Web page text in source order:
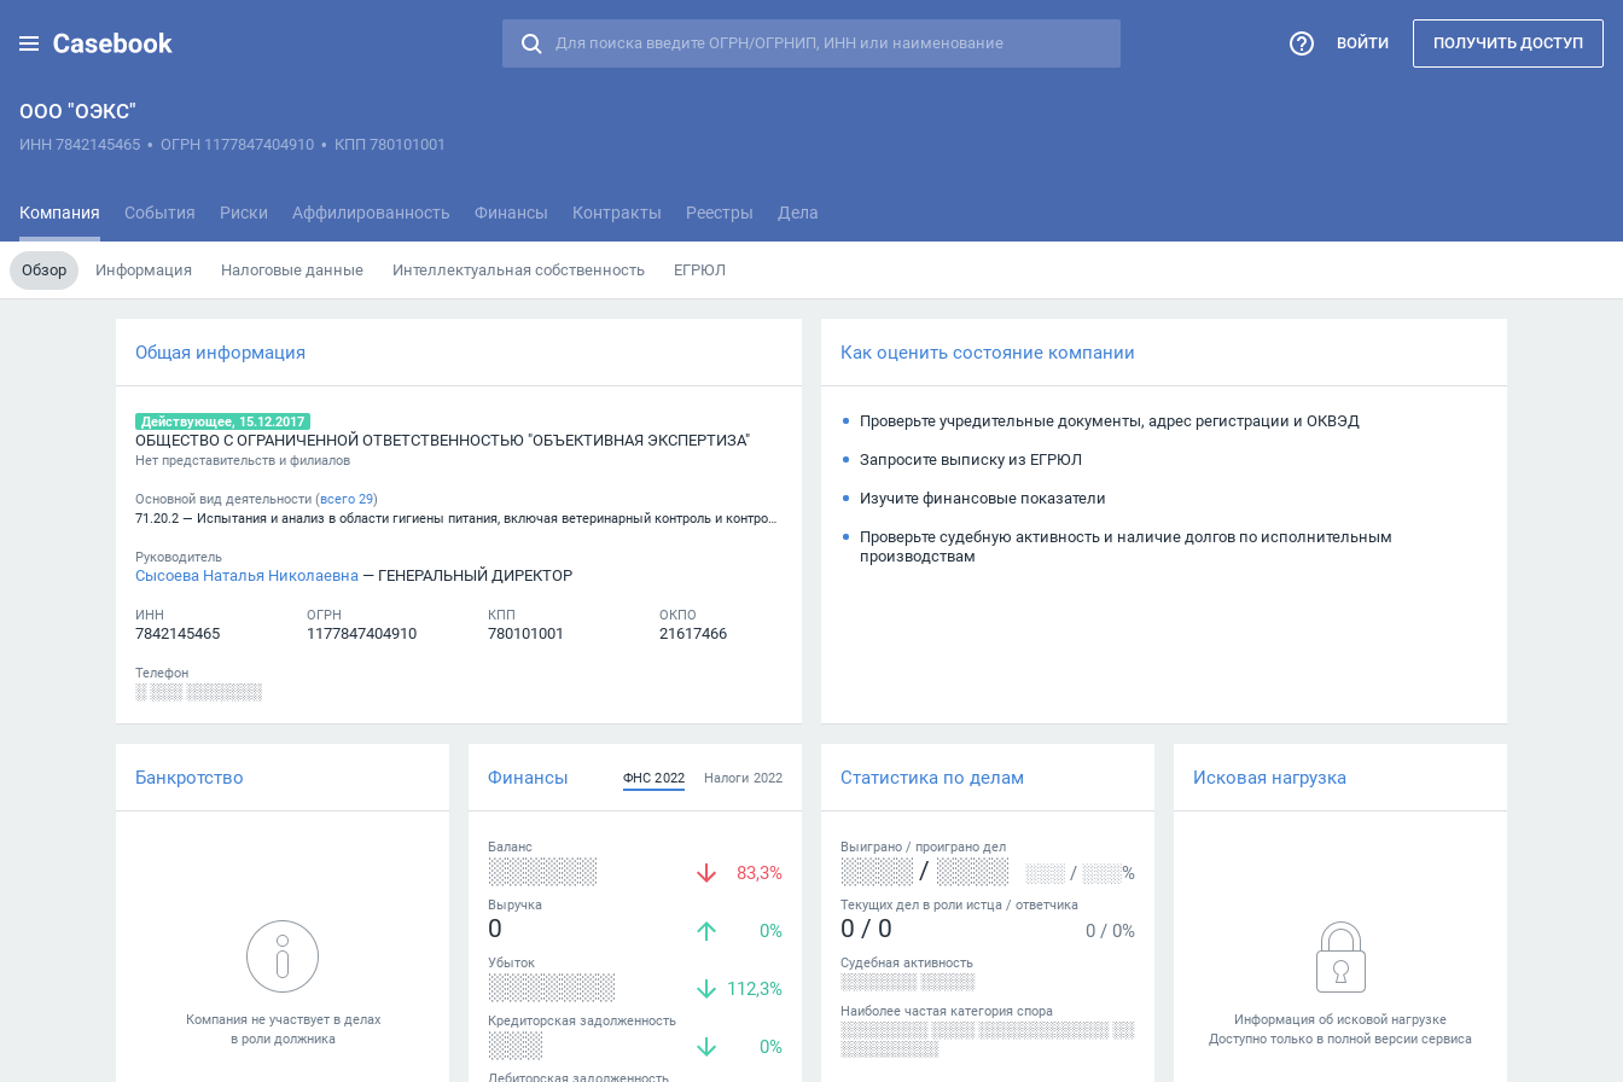
ООО "ОЭКС"
ИНН 7842145465 • ОГРН 1177847404910 • КПП 780101001
Компания События Риски Аффилированность Финансы Контракты Реестры Дела
Обзор Информация Налоговые данные Интеллектуальная собственность ЕГРЮЛ
ВОЙТИ ПОЛУЧИТЬ ДОСТУП
Общая информация
Действующее, 15.12.2017
ОБЩЕСТВО С ОГРАНИЧЕННОЙ ОТВЕТСТВЕННОСТЬЮ "ОБЪЕКТИВНАЯ ЭКСПЕРТИЗА"
Нет представительств и филиалов
Основной вид деятельности (всего 29)
71.20.2 — Испытания и анализ в области гигиены питания, включая ветеринарный контроль и контроль за производством продуктов питания
Руководитель
Сысоева Наталья Николаевна — ГЕНЕРАЛЬНЫЙ ДИРЕКТОР
ИНН
7842145465
ОГРН
1177847404910
КПП
780101001
ОКПО
21617466
Телефон
░ ░░░ ░░░░░░░
Как оценить состояние компании
Проверьте учредительные документы, адрес регистрации и ОКВЭД
Запросите выписку из ЕГРЮЛ
Изучите финансовые показатели
Проверьте судебную активность и наличие долгов по исполнительным
производствам
Банкротство Финансы ФНС 2022 Налоги 2022
Баланс
░░░░░░ 83,3%
Выручка
0 0%
Убыток
░░░░░░░ 112,3%
Кредиторская задолженность
░░░ 0%
Дебиторская задолженность
Статистика по делам
Выиграно / проиграно дел
░░░░ / ░░░░ ░░░ / ░░░%
Текущих дел в роли истца / ответчика
0 / 0 0 / 0%
Судебная активность
░░░░░░░ ░░░░░
Наиболее частая категория спора
░░░░░░░░ ░░░░ ░░░░░░░░░░░░ ░░
░░░░░░░░░
Исковая нагрузка